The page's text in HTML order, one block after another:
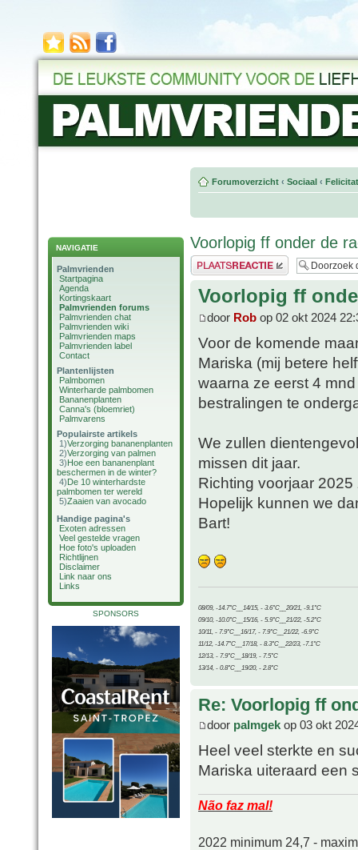
NAVIGATIE
Palmvrienden
Startpagina
Agenda
Kortingskaart
Palmvrienden forums
Palmvrienden chat
Palmvrienden wiki
Palmvrienden maps
Palmvrienden label
Contact
Plantenlijsten
Palmbomen
Winterharde palmbomen
Bananenplanten
Canna's (bloemriet)
Palmvarens
Populairste artikels
1)Verzorging bananenplanten
2)Verzorging van palmen
3)Hoe een bananenplant
beschermen in de winter?
4)De 10 winterhardste
palmbomen ter wereld
5)Zaaien van avocado
Handige pagina's
Exoten adressen
Veel gestelde vragen
Hoe foto's uploaden
Richtlijnen
Disclaimer
Link naar ons
Links
SPONSORS
Forumoverzicht ‹ Sociaal ‹
Voorlopig ff onder de
Plaats een reactie
Voorlopig ff
door Rob op 02 okt 2024
Voor de komende
Mariska (mij betere
waarna ze eerst 4
bestralingen te
We zullen
missen dit jaar.
Richting voorjaar
Hopelijk kunnen we
Bart!
08/09, -14.7°C__14/15, - 3.6°C__20/21, -9.1°C
09/10, -10.0°C__15/16, - 5.9°C__21/22, -5.2°C
10/11, - 7.9°C__16/17, - 7.9°C__21/22, -6.9°C
11/12, -14.7°C__17/18, - 8.3°C__22/23, -7.1°C
12/13, - 7.9°C__18/19, - 7.5°C
13/14, - 0.8°C__19/20, - 2.8°C
Re: Voorlopig ff
door palmgek op 03 okt
Heel veel sterkte en
Mariska uiteraard een
Não faz mal!
2022 minimum 24,7 -